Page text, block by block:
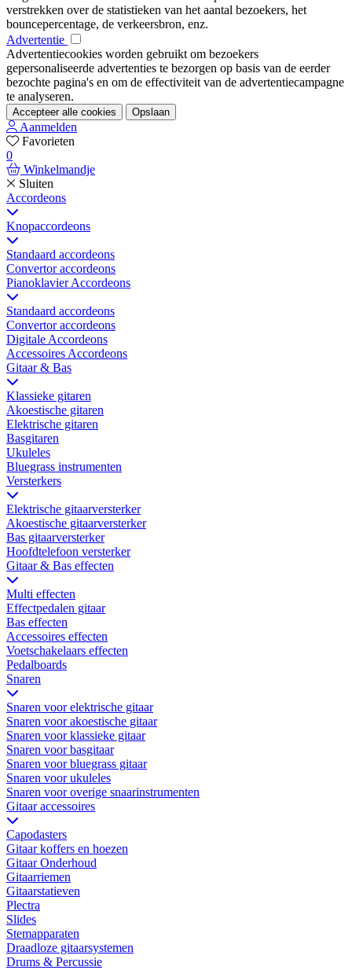
verstrekken over de statistieken van het aantal bezoekers, het
bouncepercentage, de verkeersbron, enz.
Advertentie
Advertentiecookies worden gebruikt om bezoekers
gepersonaliseerde advertenties te bezorgen op basis van de eerder
bezochte pagina's en om de effectiviteit van de advertentiecampagne
te analyseren.
Accepteer alle cookies Opslaan
Aanmelden
Favorieten
0
Winkelmandje
Sluiten
Accordeons
Knopaccordeons
Standaard accordeons
Convertor accordeons
Pianoklavier Accordeons
Standaard accordeons
Convertor accordeons
Digitale Accordeons
Accessoires Accordeons
Gitaar & Bas
Klassieke gitaren
Akoestische gitaren
Elektrische gitaren
Basgitaren
Ukuleles
Bluegrass instrumenten
Versterkers
Elektrische gitaarversterker
Akoestische gitaarversterker
Bas gitaarversterker
Hoofdtelefoon versterker
Gitaar & Bas effecten
Multi effecten
Effectpedalen gitaar
Bas effecten
Accessoires effecten
Voetschakelaars effecten
Pedalboards
Snaren
Snaren voor elektrische gitaar
Snaren voor akoestische gitaar
Snaren voor klassieke gitaar
Snaren voor basgitaar
Snaren voor bluegrass gitaar
Snaren voor ukuleles
Snaren voor overige snaarinstrumenten
Gitaar accessoires
Capodasters
Gitaar koffers en hoezen
Gitaar Onderhoud
Gitaarriemen
Gitaarstatieven
Plectra
Slides
Stemapparaten
Draadloze gitaarsystemen
Drums & Percussie